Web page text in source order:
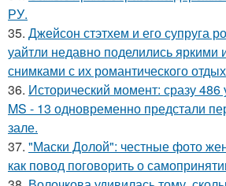
РУ.
35. Джейсон стэтхем и его супруга
уайтли недавно поделились
снимками с их романтического
36. Исторический момент: сразу 486
MS - 13 одновременно предстали
зале.
37. "Маски Долой": честные фото
как повод поговорить о